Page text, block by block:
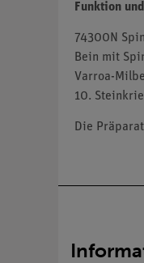
Funktion
74300N
Bein mit
Varroa-
10.
Die